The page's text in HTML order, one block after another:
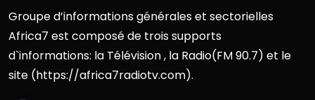
Groupe d’informations générales et sectorielles
Africa7 est composé de trois supports
d`informations: la Télévision , la Radio(FM 90.7) et le
site (https://africa7radiotv.com).